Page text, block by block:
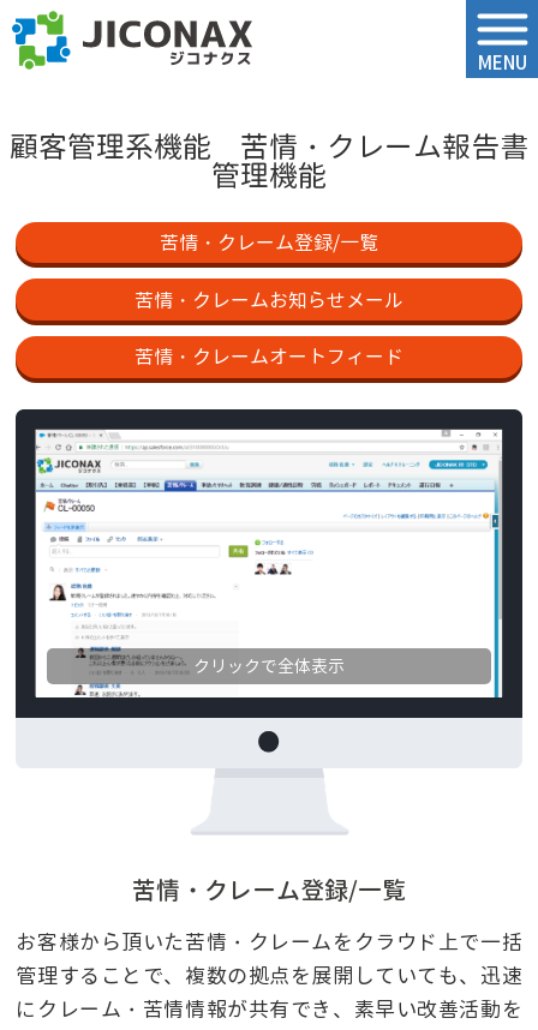
MENU
顧客管理系機能 苦情・クレーム報告書
管理機能
苦情・クレーム登録/一覧
苦情・クレームお知らせメール
苦情・クレームオートフィード
苦情・クレーム登録/一覧
お客様から頂いた苦情・クレームをクラウド上で一括
管理することで、複数の拠点を展開していても、迅速
にクレーム・苦情情報が共有でき、素早い改善活動を